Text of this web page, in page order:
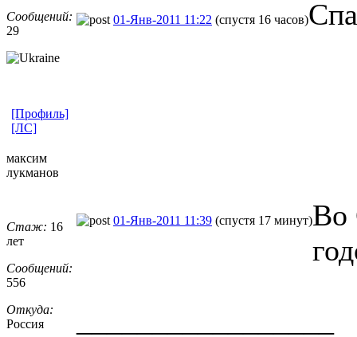
Сообщений:
29
01-Янв-2011 11:22 (спустя 16 часов)
[Профиль]
[ЛС]
максим
лукманов
Стаж: 16
лет
Сообщений:
556
Откуда:
Россия
01-Янв-2011 11:39 (спустя 17 минут)Во